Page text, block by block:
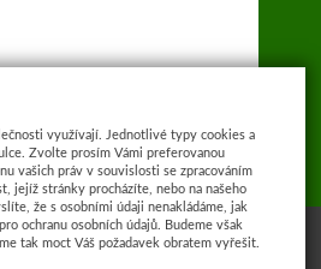
využívají. Jednotlivé typy cookies a
Zvolte prosím Vámi preferovanou
vašich práv v souvislosti se zpracováním
jejíž stránky procházíte, nebo na našeho
že s osobními údaji nenakládáme, jak
ochranu osobních údajů. Budeme však
tak moct Váš požadavek obratem vyřešit.